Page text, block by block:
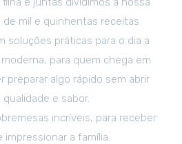
de mil e quinhentas receitas
soluções práticas para o dia a
para quem chega em
preparar algo rápido sem abrir
qualidade e sabor.
incríveis, para receber
impressionar a família.